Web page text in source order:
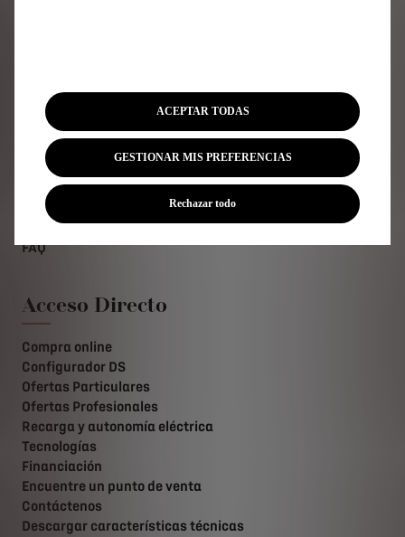
Berlinas
Ediciones limitadas
DS 3
DS 7
FAQ
Acceso Directo
Compra online
Configurador DS
Ofertas Particulares
Ofertas Profesionales
Recarga y autonomía eléctrica
Tecnologías
Financiación
Encuentre un punto de venta
Contáctenos
Descargar características técnicas
GESTIONAR MIS PREFERENCIAS
ACEPTAR TODAS
Rechazar todo